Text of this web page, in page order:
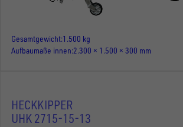
Gesamtgewicht 1.500 kg
Aufbaumaße innen 2.300 × 1.500 × 300 mm
HECKKIPPER
UHK 2715-15-13